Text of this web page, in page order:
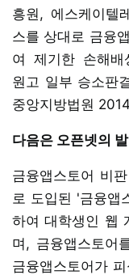
흥원, 에스케이텔
스를 상대로 금융
여 제기한 손해배
원고 일부 승소판
중앙지방법원
다음은 오픈넷의
금융앱스토어 비
로 도입된 '금융앱
하여 대학생인 웹
며, 금융앱스토어
금융앱스토어가